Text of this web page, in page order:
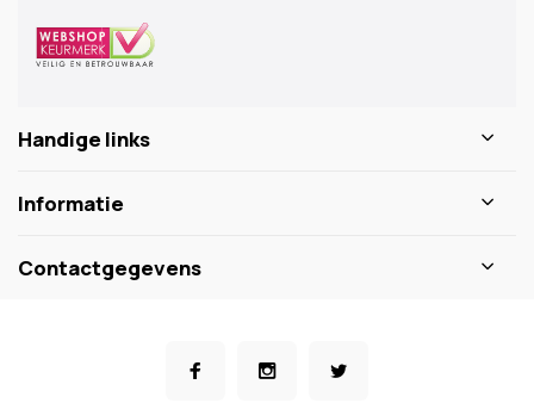
Handige links
Informatie
Contactgegevens